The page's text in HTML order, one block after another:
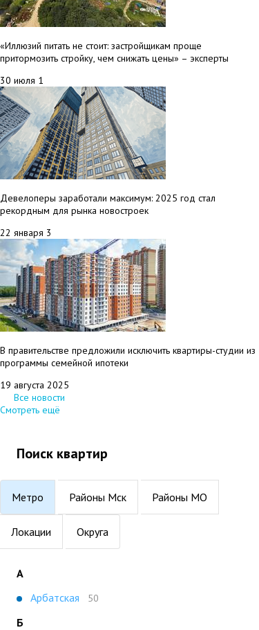
«Иллюзий питать не стоит: застройщикам проще
притормозить стройку, чем снижать цены» – эксперты
30 июля 1
Девелоперы заработали максимум: 2025 год стал
рекордным для рынка новостроек
22 января 3
В правительстве предложили исключить квартиры-студии из
программы семейной ипотеки
19 августа 2025
Все новости
Смотреть ещё
Поиск квартир
Метро Районы Мск Районы МО
Локации Округа
А
Арбатская
50
Б